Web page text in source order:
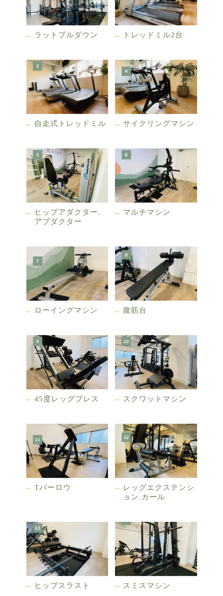
ラットプルダウン トレッドミル2台
自走式トレッドミル サイクリングマシン
ヒップアダクター.
アブダクター
マルチマシン
ローイングマシン 腹筋台
45度レッグプレス スクワットマシン
Tバーロウ
レッグエクステンシ
ョン.カール
ヒップスラスト スミスマシン